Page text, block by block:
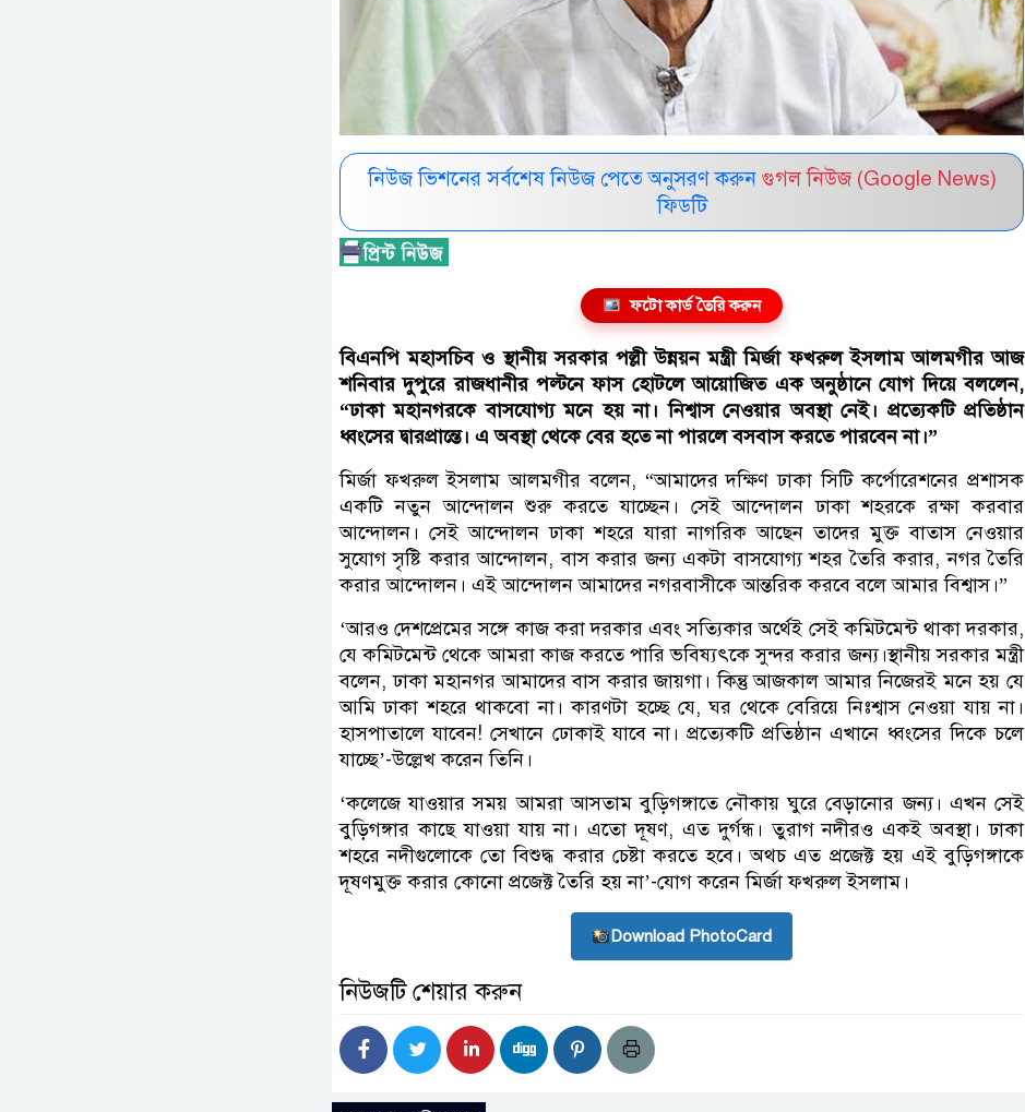
নিউজ ভিশনের সর্বশেষ নিউজ পেতে অনুসরণ করুন গুগল নিউজ (Google News)
ফিডটি
ফটো কার্ড তৈরি করুন
বিএনপি মহাসচিব ও স্থানীয় সরকার পল্লী উন্নয়ন মন্ত্রী মির্জা ফখরুল ইসলাম আলমগীর আজ
শনিবার দুপুরে রাজধানীর পল্টনে ফাস হোটলে আয়োজিত এক অনুষ্ঠানে যোগ দিয়ে বললেন,
“ঢাকা মহানগরকে বাসযোগ্য মনে হয় না। নিশ্বাস নেওয়ার অবস্থা নেই। প্রত্যেকটি প্রতিষ্ঠান
ধ্বংসের দ্বারপ্রান্তে। এ অবস্থা থেকে বের হতে না পারলে বসবাস করতে পারবেন না।”
মির্জা ফখরুল ইসলাম আলমগীর বলেন, “আমাদের দক্ষিণ ঢাকা সিটি কর্পোরেশনের প্রশাসক
একটি নতুন আন্দোলন শুরু করতে যাচ্ছেন। সেই আন্দোলন ঢাকা শহরকে রক্ষা করবার
আন্দোলন। সেই আন্দোলন ঢাকা শহরে যারা নাগরিক আছেন তাদের মুক্ত বাতাস নেওয়ার
সুযোগ সৃষ্টি করার আন্দোলন, বাস করার জন্য একটা বাসযোগ্য শহর তৈরি করার, নগর তৈরি
করার আন্দোলন। এই আন্দোলন আমাদের নগরবাসীকে আন্তরিক করবে বলে আমার বিশ্বাস।”
‘আরও দেশপ্রেমের সঙ্গে কাজ করা দরকার এবং সত্যিকার অর্থেই সেই কমিটমেন্ট থাকা দরকার,
যে কমিটমেন্ট থেকে আমরা কাজ করতে পারি ভবিষ্যৎকে সুন্দর করার জন্য।স্থানীয় সরকার মন্ত্রী
বলেন, ঢাকা মহানগর আমাদের বাস করার জায়গা। কিন্তু আজকাল আমার নিজেরই মনে হয় যে
আমি ঢাকা শহরে থাকবো না। কারণটা হচ্ছে যে, ঘর থেকে বেরিয়ে নিঃশ্বাস নেওয়া যায় না।
হাসপাতালে যাবেন! সেখানে ঢোকাই যাবে না। প্রত্যেকটি প্রতিষ্ঠান এখানে ধ্বংসের দিকে চলে
যাচ্ছে’-উল্লেখ করেন তিনি।
‘কলেজে যাওয়ার সময় আমরা আসতাম বুড়িগঙ্গাতে নৌকায় ঘুরে বেড়ানোর জন্য। এখন সেই
বুড়িগঙ্গার কাছে যাওয়া যায় না। এতো দূষণ, এত দুর্গন্ধ। তুরাগ নদীরও একই অবস্থা। ঢাকা
শহরে নদীগুলোকে তো বিশুদ্ধ করার চেষ্টা করতে হবে। অথচ এত প্রজেক্ট হয় এই বুড়িগঙ্গাকে
দূষণমুক্ত করার কোনো প্রজেক্ট তৈরি হয় না’-যোগ করেন মির্জা ফখরুল ইসলাম।
Download PhotoCard
নিউজটি শেয়ার করুন